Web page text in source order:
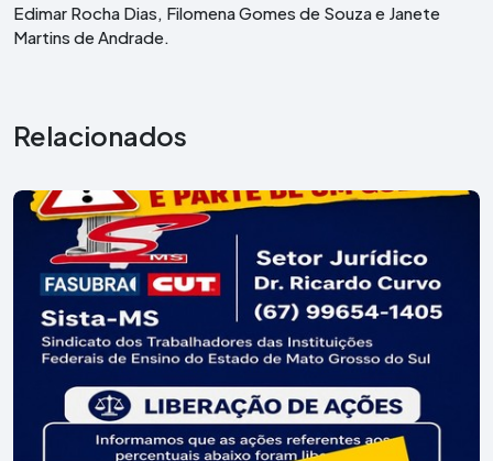
Edimar Rocha Dias, Filomena Gomes de Souza e Janete
Martins de Andrade.
Relacionados